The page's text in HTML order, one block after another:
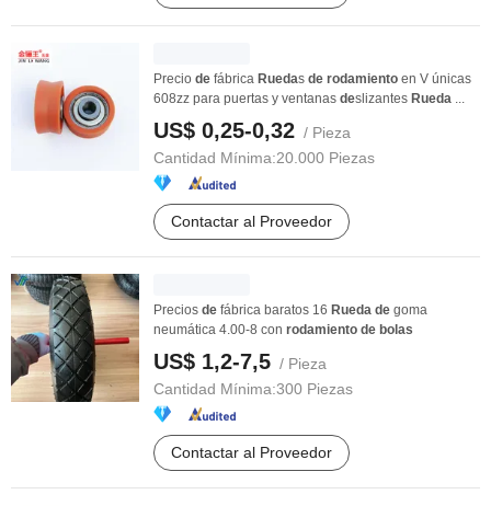
Precio de fábrica Ruedas de rodamiento en V únicas
608zz para puertas y ventanas deslizantes Rueda ...
US$ 0,25-0,32 / Pieza
Cantidad Mínima:20.000 Piezas
Contactar al Proveedor
Precios de fábrica baratos 16 Rueda de goma
neumática 4.00-8 con rodamiento de bolas
US$ 1,2-7,5 / Pieza
Cantidad Mínima:300 Piezas
Contactar al Proveedor